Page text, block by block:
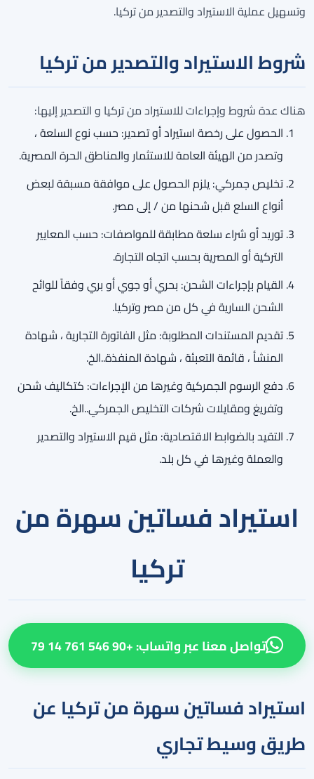
وتسهيل عملية الاستيراد والتصدير من تركيا.
شروط الاستيراد والتصدير من تركيا
هناك عدة شروط وإجراءات للاستيراد من تركيا و التصدير إليها:
الحصول على رخصة استيراد أو تصدير: حسب نوع السلعة ،
وتصدر من الهيئة العامة للاستثمار والمناطق الحرة المصرية.
تخليص جمركي: يلزم الحصول على موافقة مسبقة لبعض
أنواع السلع قبل شحنها من / إلى مصر.
توريد أو شراء سلعة مطابقة للمواصفات: حسب المعايير
التركية أو المصرية بحسب اتجاه التجارة.
القيام بإجراءات الشحن: بحري أو جوي أو بري وفقاً للوائح
الشحن السارية في كل من مصر وتركيا.
تقديم المستندات المطلوبة: مثل الفاتورة التجارية ، شهادة
المنشأ ، قائمة التعبئة ، شهادة المنفذة..الخ.
دفع الرسوم الجمركية وغيرها من الإجراءات: كتكاليف شحن
وتفريغ ومقايلات شركات التخليص الجمركي..الخ.
التقيد بالضوابط الاقتصادية: مثل قيم الاستيراد والتصدير
والعملة وغيرها في كل بلد.
استيراد فساتين سهرة من
تركيا
تواصل معنا عبر واتساب: +90 546 761 14 79
استيراد فساتين سهرة من تركيا عن
طريق وسيط تجاري